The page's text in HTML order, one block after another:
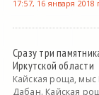
17:57, 16 января 2018
Сразу три
Иркутской области
Кайская роща, мыс
Дабан. Кайская